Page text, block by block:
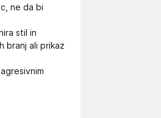
ne da bi
stil in
branj ali prikaz